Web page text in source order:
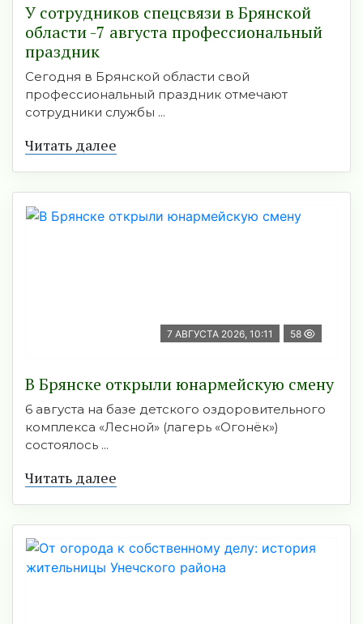
У сотрудников спецсвязи в Брянской
области -7 августа профессиональный
праздник
Сегодня в Брянской области свой
профессиональный праздник отмечают
сотрудники службы ...
Читать далее
7 АВГУСТА 2026, 10:11 58
В Брянске открыли юнармейскую смену
6 августа на базе детского оздоровительного
комплекса «Лесной» (лагерь «Огонёк»)
состоялось ...
Читать далее